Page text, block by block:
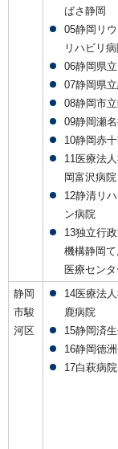
ばさ静岡
05静岡リ
リハビリ
06静岡県
07静岡県
08静岡市
09静岡瀬
10静岡赤
11医療法
岡富沢病院
12静清リ
ン病院
13独立行
機構静岡
医療センタ
静岡
市駿
河区
14医療法
鹿病院
15静岡済
16静岡徳
17白萩病院